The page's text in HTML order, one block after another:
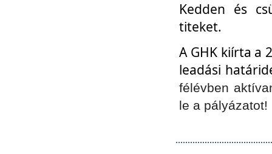
Kedden és
titeket.
A GHK kiírta a
leadási
félévben
le a pályázatot!